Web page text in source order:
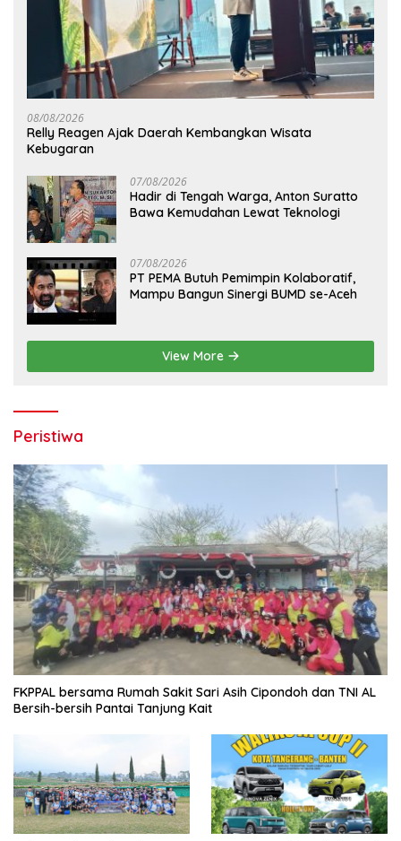
08/08/2026
Relly Reagen Ajak Daerah Kembangkan Wisata
Kebugaran
07/08/2026
Hadir di Tengah Warga, Anton Suratto
Bawa Kemudahan Lewat Teknologi
07/08/2026
PT PEMA Butuh Pemimpin Kolaboratif,
Mampu Bangun Sinergi BUMD se-Aceh
View More
Peristiwa
FKPPAL bersama Rumah Sakit Sari Asih Cipondoh dan TNI AL
Bersih-bersih Pantai Tanjung Kait